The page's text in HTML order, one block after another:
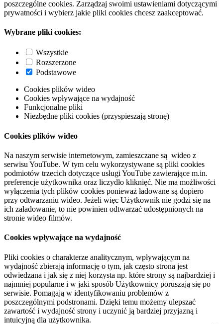
poszczególne cookies. Zarządzaj swoimi ustawieniami dotyczącymi
prywatności i wybierz jakie pliki cookies chcesz zaakceptować.
Wybrane pliki cookies:
Wszystkie
Rozszerzone
Podstawowe
Cookies plików wideo
Cookies wpływające na wydajność
Funkcjonalne pliki
Niezbędne pliki cookies (przyspieszają stronę)
Cookies plików wideo
Na naszym serwisie internetowym, zamieszczane są wideo z
serwisu YouTube. W tym celu wykorzystywane są pliki cookies
podmiotów trzecich dotyczące usługi YouTube zawierające m.in.
preferencje użytkownika oraz liczydło kliknięć. Nie ma możliwości
wyłączenia tych plików cookies ponieważ ładowane są dopiero
przy odtwarzaniu wideo. Jeżeli więc Użytkownik nie godzi się na
ich załadowanie, to nie powinien odtwarzać udostępnionych na
stronie wideo filmów.
Cookies wpływające na wydajność
Pliki cookies o charakterze analitycznym, wpływającym na
wydajność zbierają informację o tym, jak często strona jest
odwiedzana i jak się z niej korzysta np. które strony są najbardziej i
najmniej popularne i w jaki sposób Użytkownicy poruszają się po
serwisie. Pomagają w identyfikowaniu problemów z
poszczególnymi podstronami. Dzięki temu możemy ulepszać
zawartość i wydajność strony i uczynić ją bardziej przyjazną i
intuicyjną dla użytkownika.